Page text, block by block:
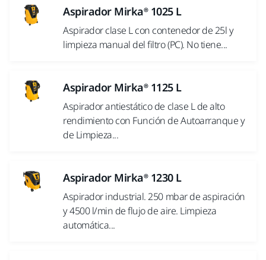
Aspirador Mirka® 1025 L
Aspirador clase L con contenedor de 25l y
limpieza manual del filtro (PC). No tiene...
Aspirador Mirka® 1125 L
Aspirador antiestático de clase L de alto
rendimiento con Función de Autoarranque y
de Limpieza...
Aspirador Mirka® 1230 L
Aspirador industrial. 250 mbar de aspiración
y 4500 l/min de flujo de aire. Limpieza
automática...